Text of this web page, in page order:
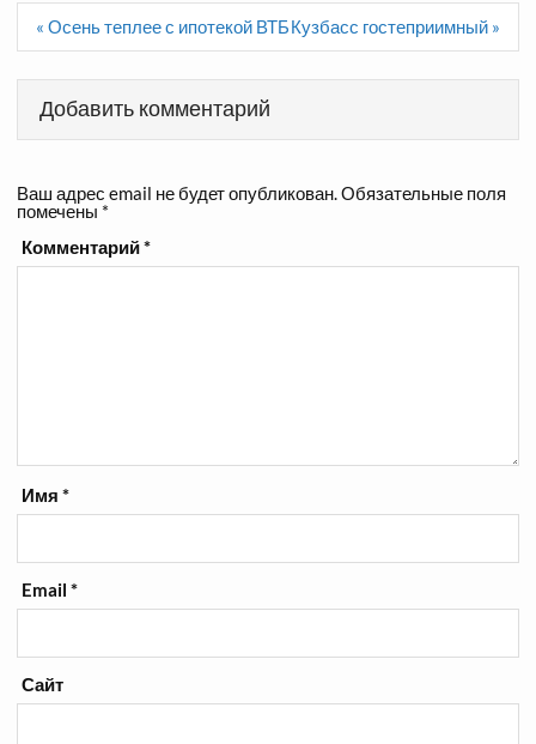
Навигация
« Осень теплее с ипотекой ВТБКузбасс гостеприимный »
Добавить комментарий
Ваш адрес email не будет опубликован.Обязательные поля
помечены *
Комментарий*
Имя*
Email*
Сайт